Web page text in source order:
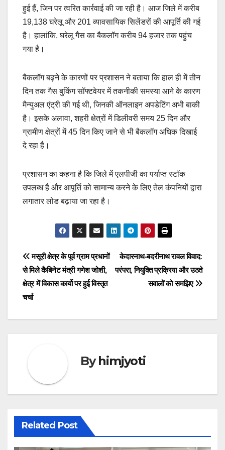
हुई हैं, जिन पर त्वरित कार्रवाई की जा रही है। आज जिले में करीब
19,138 घरेलू और 201 व्यावसायिक सिलेंडरों की आपूर्ति की गई
है। हालांकि, घरेलू गैस का बैकलॉग करीब 94 हजार तक पहुंच
गया है।
बैकलॉग बढ़ने के कारणों पर प्रशासन ने बताया कि हाल ही में तीन
दिन तक गैस बुकिंग सॉफ्टवेयर में तकनीकी समस्या आने के कारण
मैन्युअल एंट्री की गई थी, जिनकी ऑनलाइन अपडेटिंग अभी बाकी
है। इसके अलावा, शहरी क्षेत्रों में डिलीवरी समय 25 दिन और
ग्रामीण क्षेत्रों में 45 दिन किए जाने से भी बैकलॉग अधिक दिखाई
दे रहा है।
प्रशासन का कहना है कि जिले में एलपीजी का पर्याप्त स्टॉक
उपलब्ध है और आपूर्ति को सामान्य करने के लिए तेल कंपनियों द्वारा
लगातार लोड बढ़ाया जा रहा है।
Post
navigation
केदारनाथ-बदरीनाथ रावल विवाद:
परंपरा, नियुक्ति प्रक्रिया और उठते
सवालों को समझिए
मसूरी क्षेत्र के पूर्व ग्राम प्रधानों
से मिले कैबिनेट मंत्री गणेश जोशी,
क्षेत्र में विकास कार्यो पर हुई विस्तृत
चर्चा
Byhimjyoti
Related Post